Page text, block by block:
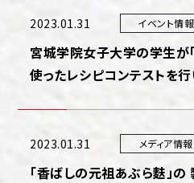
2023.01.31 イベント情報
宮城学院女子大学の学生が
使ったレシピコンテストを行
2023.01.31 メディア情報
「香ばしの元祖あぶら麩」